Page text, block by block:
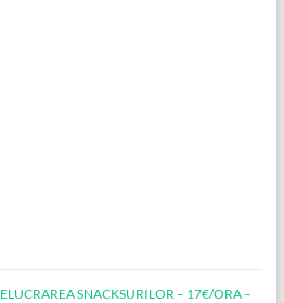
SNACKSURILOR – 17€/ORA –